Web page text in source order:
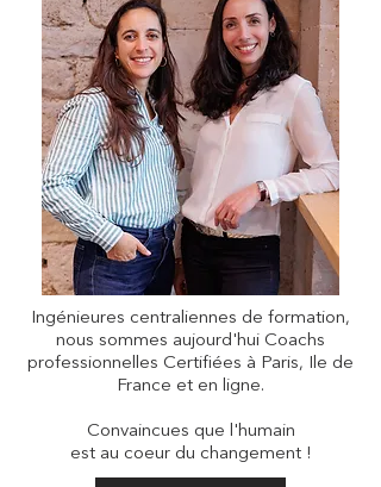
Ingénieures centraliennes de formation,
nous sommes aujourd'hui Coachs
professionnelles Certifiées à Paris, Ile de
France et en ligne.
Convaincues que l'humain
est au coeur du changement !